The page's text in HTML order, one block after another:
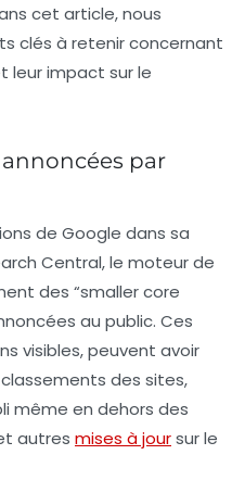
cet article, nous
clés à retenir concernant
leur impact sur le
par
de Google dans sa
Central, le moteur de
des “smaller core
au public. Ces
visibles, peuvent avoir
des sites,
même en dehors des
autres mises à joursur le